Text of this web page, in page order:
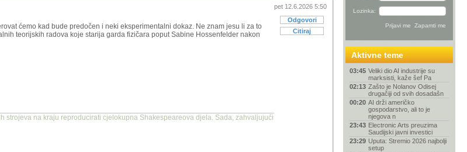
pet 12.6.2026 5:50
Odgovori
Citiraj
ćemo kad bude predočen i neki eksperimentalni dokaz. Ne znam jesu li za to
teorijskih radova koje starija garda fizičara poput Sabine Hossenfelder nakon
strojeva na kraju reproducirati cjelokupna Shakespeareova djela. Sada, zahvaljujući
Lozinka:
Aktivne teme
03:45 Veliki dio AI industrije su
marksisti, kaže šef Pa
02:13 Zašto je Nolanov Odisej
drugačiji od svih dosadašn
00:20 AI drži američko
gospodarstvo, ali to je
njegova n
23:43 Electronic Arts preuzima
Saudijski javni investici
23:29 Uputa: Stremio 2026 najbolji
setup